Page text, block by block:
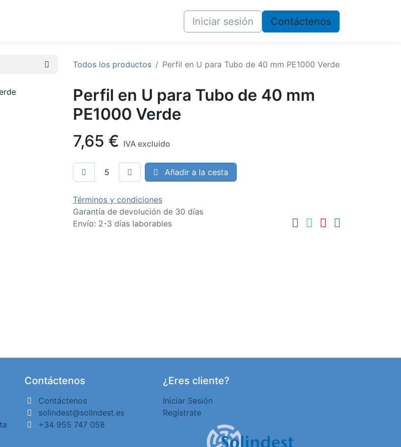
Iniciar sesión ​​Contáctenos
Todos los productos Perfil en U para Tubo de 40 mm PE1000 Verde
Perfil en U para Tubo de 40 mm
PE1000 Verde
7,65 € IVA excluido
Añadir a la cesta
Términos y condiciones
Garantía de devolución de 30 días
Envío: 2-3 días laborables
Contáctenos
Contáctenos
solindest@solindest.es
+34 955 747 058
¿Eres cliente?
Iniciar Sesión
Regístrate